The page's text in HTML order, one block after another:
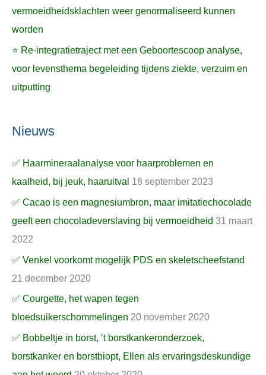
vermoeidheidsklachten weer genormaliseerd kunnen
worden
⭐ Re-integratietraject met een Geboortescoop analyse,
voor levensthema begeleiding tijdens ziekte, verzuim en
uitputting
Nieuws
✅ Haarmineraalanalyse voor haarproblemen en
kaalheid, bij jeuk, haaruitval 18 september 2023
✅ Cacao is een magnesiumbron, maar imitatiechocolade
geeft een chocoladeverslaving bij vermoeidheid 31 maart
2022
✅ Venkel voorkomt mogelijk PDS en skeletscheefstand
21 december 2020
✅ Courgette, het wapen tegen
bloedsuikerschommelingen 20 november 2020
✅ Bobbeltje in borst, ’t borstkankeronderzoek,
borstkanker en borstbiopt, Ellen als ervaringsdeskundige